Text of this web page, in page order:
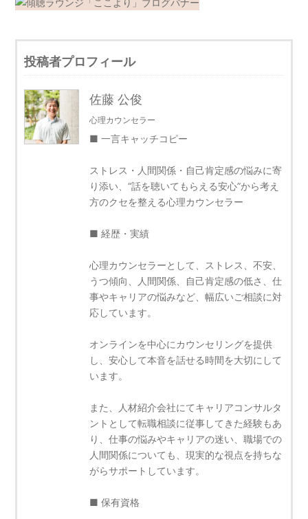
投稿者プロフィール
佐藤 公俊
心理カウンセラー
■ 一言キャッチコピー
ストレス・人間関係・自己肯定感の悩みに寄
り添い、“話を聴いてもらえる安心”から考え
方のクセを整える心理カウンセラー
■ 経歴・実績
心理カウンセラーとして、ストレス、不安、
うつ傾向、人間関係、自己肯定感の低さ、仕
事やキャリアの悩みなど、幅広いご相談に対
応しています。
オンラインを中心にカウンセリングを提供
し、安心して本音を話せる時間を大切にして
います。
また、人材紹介会社にてキャリアコンサルタ
ントとして転職相談に従事してきた経験もあ
り、仕事の悩みやキャリアの迷い、職場での
人間関係についても、現実的な視点を持ちな
がらサポートしています。
■ 保有資格